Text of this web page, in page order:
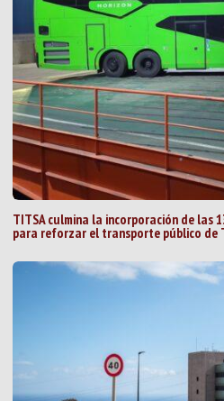
TITSA culmina la incorporación de las
para reforzar el transporte público de